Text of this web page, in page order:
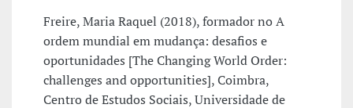
Freire, Maria Raquel (2018), formador no A
ordem mundial em mudança: desafios e
oportunidades [The Changing World Order:
challenges and opportunities], Coimbra,
Centro de Estudos Sociais, Universidade de